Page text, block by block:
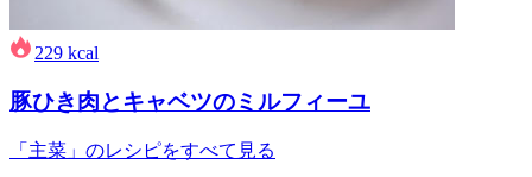
229 kcal
豚ひき肉とキャベツのミルフィーユ
「主菜」のレシピをすべて見る